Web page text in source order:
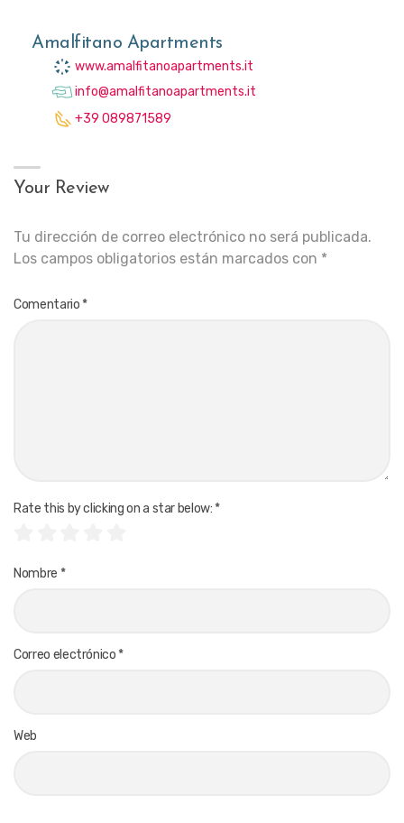
Amalfitano Apartments
www.amalfitanoapartments.it
info@amalfitanoapartments.it
+39 089871589
Your Review
Tu dirección de correo electrónico no será publicada.
Los campos obligatorios están marcados con *
Comentario *
Rate this by clicking on a star below: *
Nombre *
Correo electrónico *
Web